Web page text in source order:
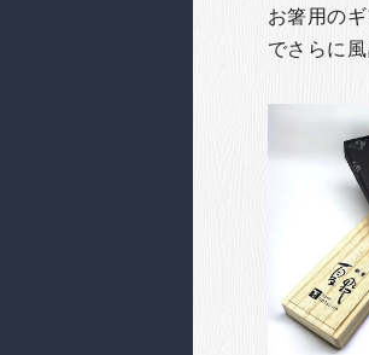
お箸用の
でさらに